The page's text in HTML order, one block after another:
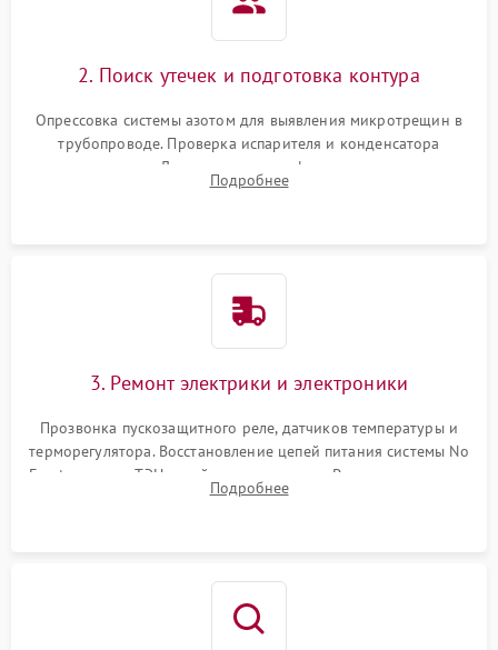
2. Поиск утечек и подготовка контура
Опрессовка системы азотом для выявления микротрещин в
трубопроводе. Проверка испарителя и конденсатора
течеискателем. Демонтаж старого фильтра-осушителя и
продувка капиллярной трубки для устранения засоров.
Подробнее
3. Ремонт электрики и электроники
Прозвонка пускозащитного реле, датчиков температуры и
терморегулятора. Восстановление цепей питания системы No
Frost, включая ТЭН оттайки и вентилятор. Ремонт или замена
платы управления при сбоях алгоритмов.
Подробнее